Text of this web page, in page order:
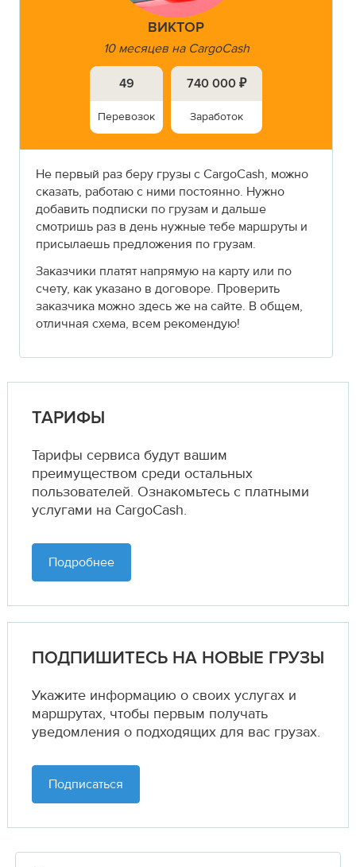
ВИКТОР
10 месяцев на CargoCash
49
Перевозок
740 000 ₽
Заработок
Не первый раз беру грузы с CargoCash, можно
сказать, работаю с ними постоянно. Нужно
добавить подписки по грузам и дальше
смотришь раз в день нужные тебе маршруты и
присылаешь предложения по грузам.
Заказчики платят напрямую на карту или по
счету, как указано в договоре. Проверить
заказчика можно здесь же на сайте. В общем,
отличная схема, всем рекомендую!
ТАРИФЫ
Тарифы сервиса будут вашим
преимуществом среди остальных
пользователей. Ознакомьтесь с платными
услугами на CargoCash.
Подробнее
ПОДПИШИТЕСЬ НА НОВЫЕ ГРУЗЫ
Укажите информацию о своих услугах и
маршрутах, чтобы первым получать
уведомления о подходящих для вас грузах.
Подписаться